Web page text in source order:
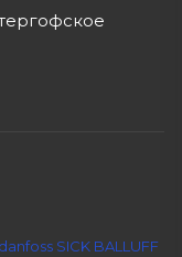
SICK BALLUFF